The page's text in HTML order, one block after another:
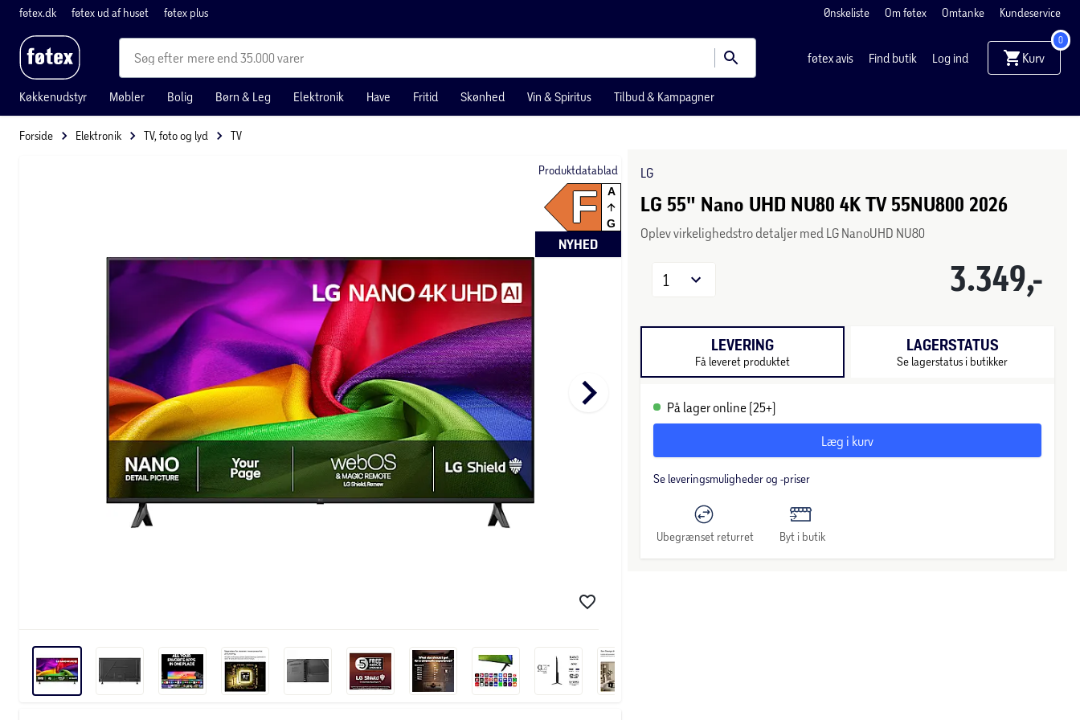
føtex.dk føtex ud af huset føtex plus Ønskeliste Om føtex Omtanke Kundeservice
mere end 35.000 varer føtex avis Find butik Log ind Kurv
0
Køkkenudstyr Møbler Bolig Børn & Leg Elektronik Have Fritid Skønhed Vin & Spiritus Tilbud & Kampagner
Forside Elektronik TV, foto og lyd TV
Produktdatablad
F A
G
NYHED
keyboard_arrow_right
LG
LG 55" Nano UHD NU80 4K TV 55NU800 2026
Oplev virkelighedstro detaljer med LG NanoUHD NU80
3.349,-
1
LEVERING
Få leveret produktet
LAGERSTATUS
Se lagerstatus i butikker
På lager online (25+)
Læg i kurv
Se leveringsmuligheder og -priser
Ubegrænset returret Byt i butik